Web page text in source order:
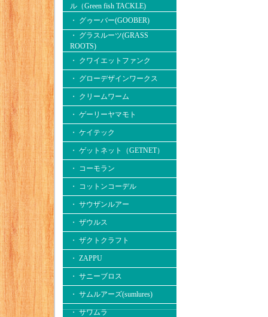
ル（Green fish TACKLE)
・ グゥーバー(GOOBER)
・ グラスルーツ(GRASS
ROOTS)
・ クワイエットファンク
・ グローデザインワークス
・ クリームワーム
・ ゲーリーヤマモト
・ ケイテック
・ ゲットネット（GETNET）
・ コーモラン
・ コットンコーデル
・ サウザンルアー
・ ザウルス
・ ザクトクラフト
・ ZAPPU
・ サニーブロス
・ サムルアーズ(sumlures)
・ サワムラ